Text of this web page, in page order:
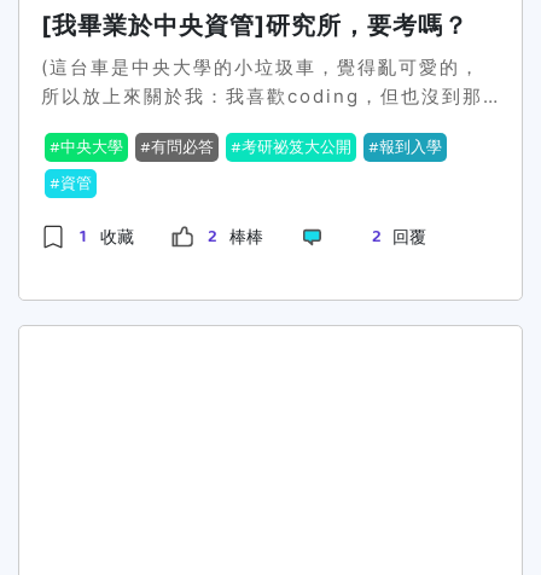
長那天提到了很多，像是問我們覺得選校重要還是
選系重要、堅定一個理由然後不要去想缺點不然會
讀不下去…等等。那天回家以後我做了一個SWOT
分析表，最終決定去報名，系上研究所往年幾乎沒
收滿人，於是學長推薦我沒自信就下學期再推甄，
比較容易上XD下了決定後到下學期繳交甄選資料
截止前還有一段時間，這段時間我也很猶豫，我媽
媽是支持出社會派的，我沒跟他提過我想念研究
所，於是我旁敲側擊問他對於研究所想法，他說他
法，下學期的推甄報名期限是在過年前夕，我拖到
[我畢業於中央資管]研究所，要考嗎？
(這台車是中央大學的小垃圾車，覺得亂可愛的，
所以放上來關於我：我喜歡coding，但也沒到那
後工作錢多，卻又不想太高壓高工時我想要有成
就，但又不想逼死自己如果想要過這種人生就要考
也是，研究所也是而所謂的average 就是成績這
研究所也是沒有很突出，啥都會一點，啥都不專
精，實習經驗0但我很慶幸有讀研究所，因為目前
中央大學 有問必答 考研祕笈大公開
報到入學
資管
1 收藏 2 棒棒 2 回覆